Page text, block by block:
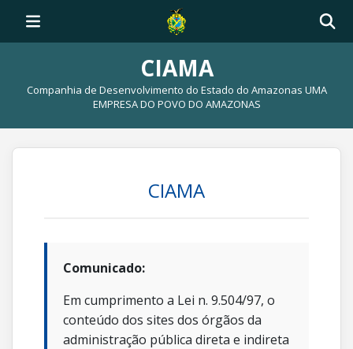
CIAMA
Companhia de Desenvolvimento do Estado do Amazonas UMA
EMPRESA DO POVO DO AMAZONAS
CIAMA
Comunicado:
Em cumprimento a Lei n. 9.504/97, o
conteúdo dos sites dos órgãos da
administração pública direta e indireta